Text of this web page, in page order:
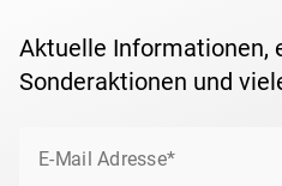
Aktuelle Informationen,
Sonderaktionen und
E-Mail Adresse*